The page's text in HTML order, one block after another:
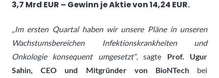
3,7 Mrd EUR – Gewinn je Aktie von 14,24 EUR.
„Im ersten Quartal haben wir unsere Pläne in unseren
Wachstumsbereichen Infektionskrankheiten und
Onkologie konsequent umgesetzt“, sagte Prof. Ugur
Sahin, CEO und Mitgründer von BioNTechbei